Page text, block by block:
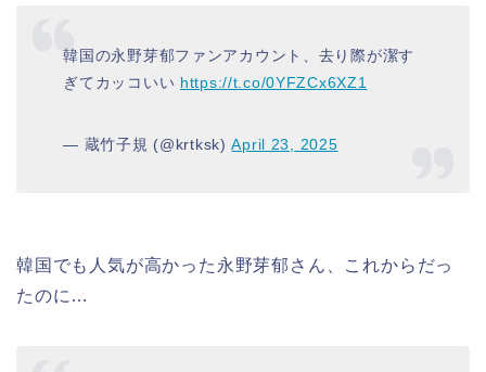
韓国の永野芽郁ファンアカウント、去り際が潔す
ぎてカッコいい https://t.co/0YFZCx6XZ1
— 蔵竹子規 (@krtksk)April 23, 2025
韓国でも人気が高かった永野芽郁さん、これからだっ
たのに…